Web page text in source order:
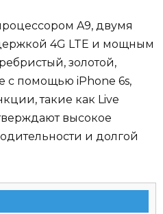
A9, двумя
4G LTE и мощным
золотой,
с помощью iPhone 6s,
такие как Live
высокое
и долгой